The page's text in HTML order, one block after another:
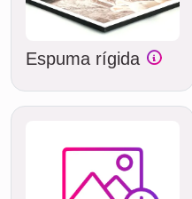
Espuma rígida